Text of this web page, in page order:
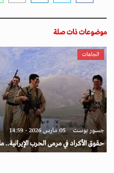
موضوعات ذات صلة
اتجاهات
جسور بوست 05 مارس 2026 - 14:59
حقوق الأكراد في مرمى الحرب الإيرانية..